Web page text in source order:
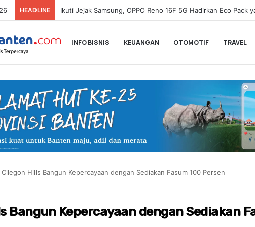
HEADLINE
INFO BISNIS KEUANGAN OTOMOTIF TRAVEL
Cilegon Hills Bangun Kepercayaan dengan Sediakan Fasum 100 Persen
Bangun Kepercayaan dengan Sediakan